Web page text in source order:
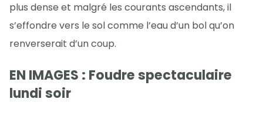
plus dense et malgré les courants ascendants, il
s’effondre vers le sol comme l’eau d’un bol qu’on
renverserait d’un coup.
EN IMAGES : Foudre spectaculaire
lundi soir